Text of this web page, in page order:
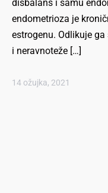
disbalans i samu
endometrioza je
estrogenu. Odlikuje
i neravnoteže […]
14 ožujka, 2021